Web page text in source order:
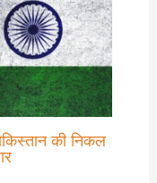
की निकल